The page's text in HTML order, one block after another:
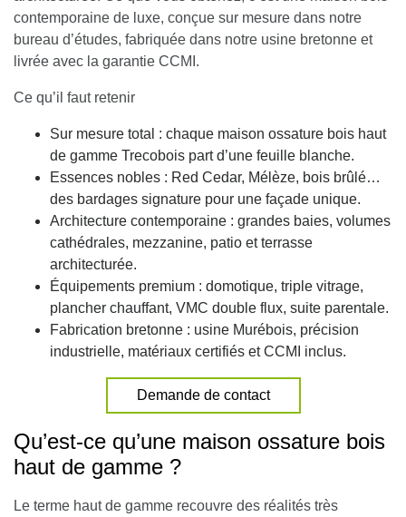
contemporaine de luxe, conçue sur mesure dans notre
bureau d’études, fabriquée dans notre usine bretonne et
livrée avec la garantie CCMI.
Ce qu’il faut retenir
Sur mesure total : chaque maison ossature bois haut
de gamme Trecobois part d’une feuille blanche.
Essences nobles : Red Cedar, Mélèze, bois brûlé…
des bardages signature pour une façade unique.
Architecture contemporaine : grandes baies, volumes
cathédrales, mezzanine, patio et terrasse
architecturée.
Équipements premium : domotique, triple vitrage,
plancher chauffant, VMC double flux, suite parentale.
Fabrication bretonne : usine Murébois, précision
industrielle, matériaux certifiés et CCMI inclus.
Demande de contact
Qu’est-ce qu’une maison ossature bois
haut de gamme ?
Le terme haut de gamme recouvre des réalités très